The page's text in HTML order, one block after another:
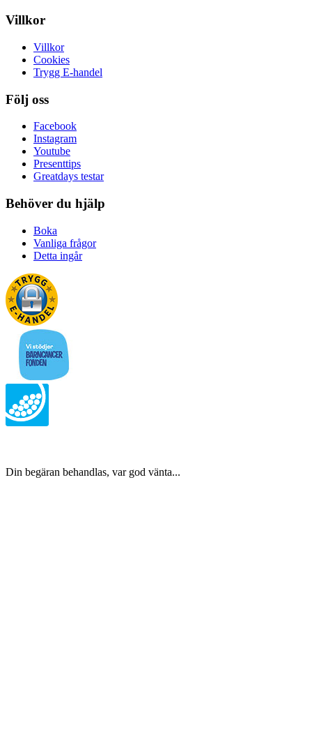
Villkor
Villkor
Cookies
Trygg E-handel
Följ oss
Facebook
Instagram
Youtube
Presenttips
Greatdays testar
Behöver du hjälp
Boka
Vanliga frågor
Detta ingår
Din begäran behandlas, var god vänta...